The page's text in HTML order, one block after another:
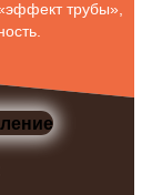
трубы»,